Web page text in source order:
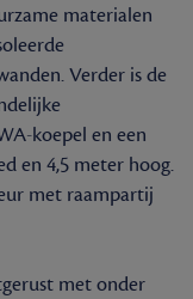
materialen
Verder is de
koepel en een
en 4,5 meter hoog.
met raampartij
met onder